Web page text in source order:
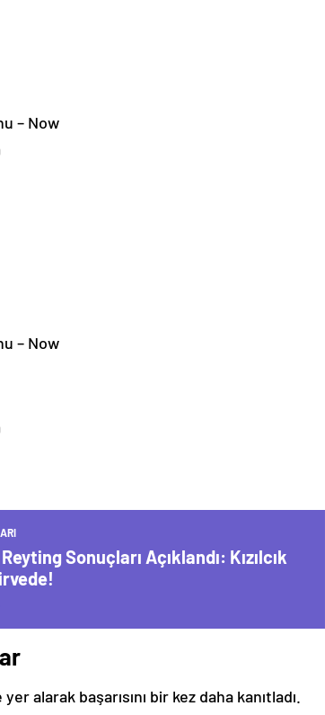
– Now
– Now
Sonuçları Açıklandı: Kızılcık
alarak başarısını bir kez daha kanıtladı.